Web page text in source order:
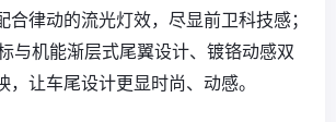
合律动的流光灯效，尽显前卫科技感；
与机能渐层式尾翼设计、镀铬动感双
，让车尾设计更显时尚、动感。